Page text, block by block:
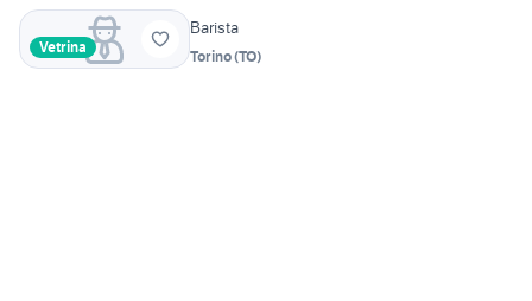
Vetrina
Barista
Torino(TO)